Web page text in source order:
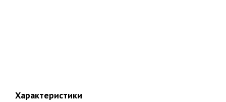
Подтверждаю ознакомление и даю согласие на обработку
Характеристики